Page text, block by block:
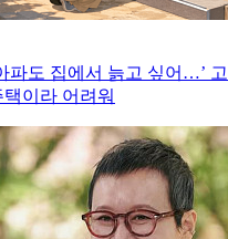
파도 집에서 늙고 싶어…’
택이라 어려워